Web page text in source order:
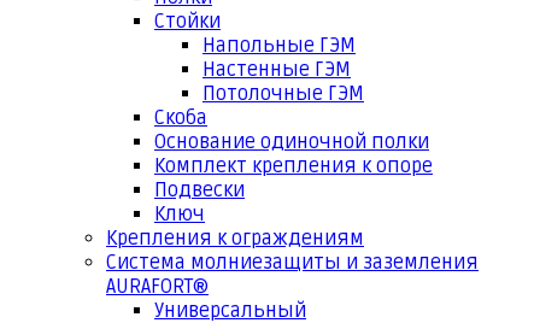
Стойки
Напольные ГЭМ
Настенные ГЭМ
Потолочные ГЭМ
Скоба
Основание одиночной полки
Комплект крепления к опоре
Подвески
Ключ
Крепления к ограждениям
Система молниезащиты и заземления
AURAFORT®
Универсальный